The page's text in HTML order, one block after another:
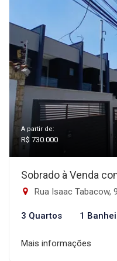
A partir de:
R$ 730.000
Sobrado à Venda
Rua Isaac Tabacow,
3 Quartos 1
Mais informações